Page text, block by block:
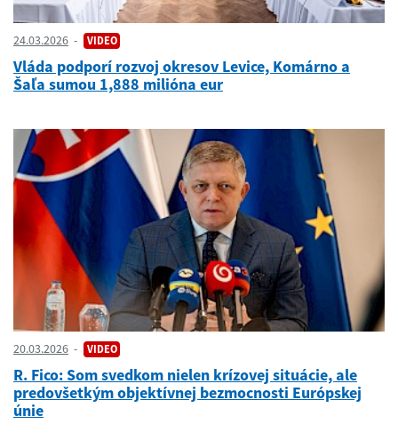
24.03.2026 VIDEO
Vláda podporí rozvoj okresov Levice, Komárno a
Šaľa sumou 1,888 milióna eur
20.03.2026 VIDEO
R. Fico: Som svedkom nielen krízovej situácie, ale
predovšetkým objektívnej bezmocnosti Európskej
únie